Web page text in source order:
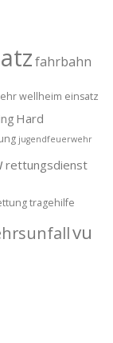
fahrbahn
wellheim einsatz
Hard
jugendfeuerwehr
rettungsdienst
tragehilfe
vu